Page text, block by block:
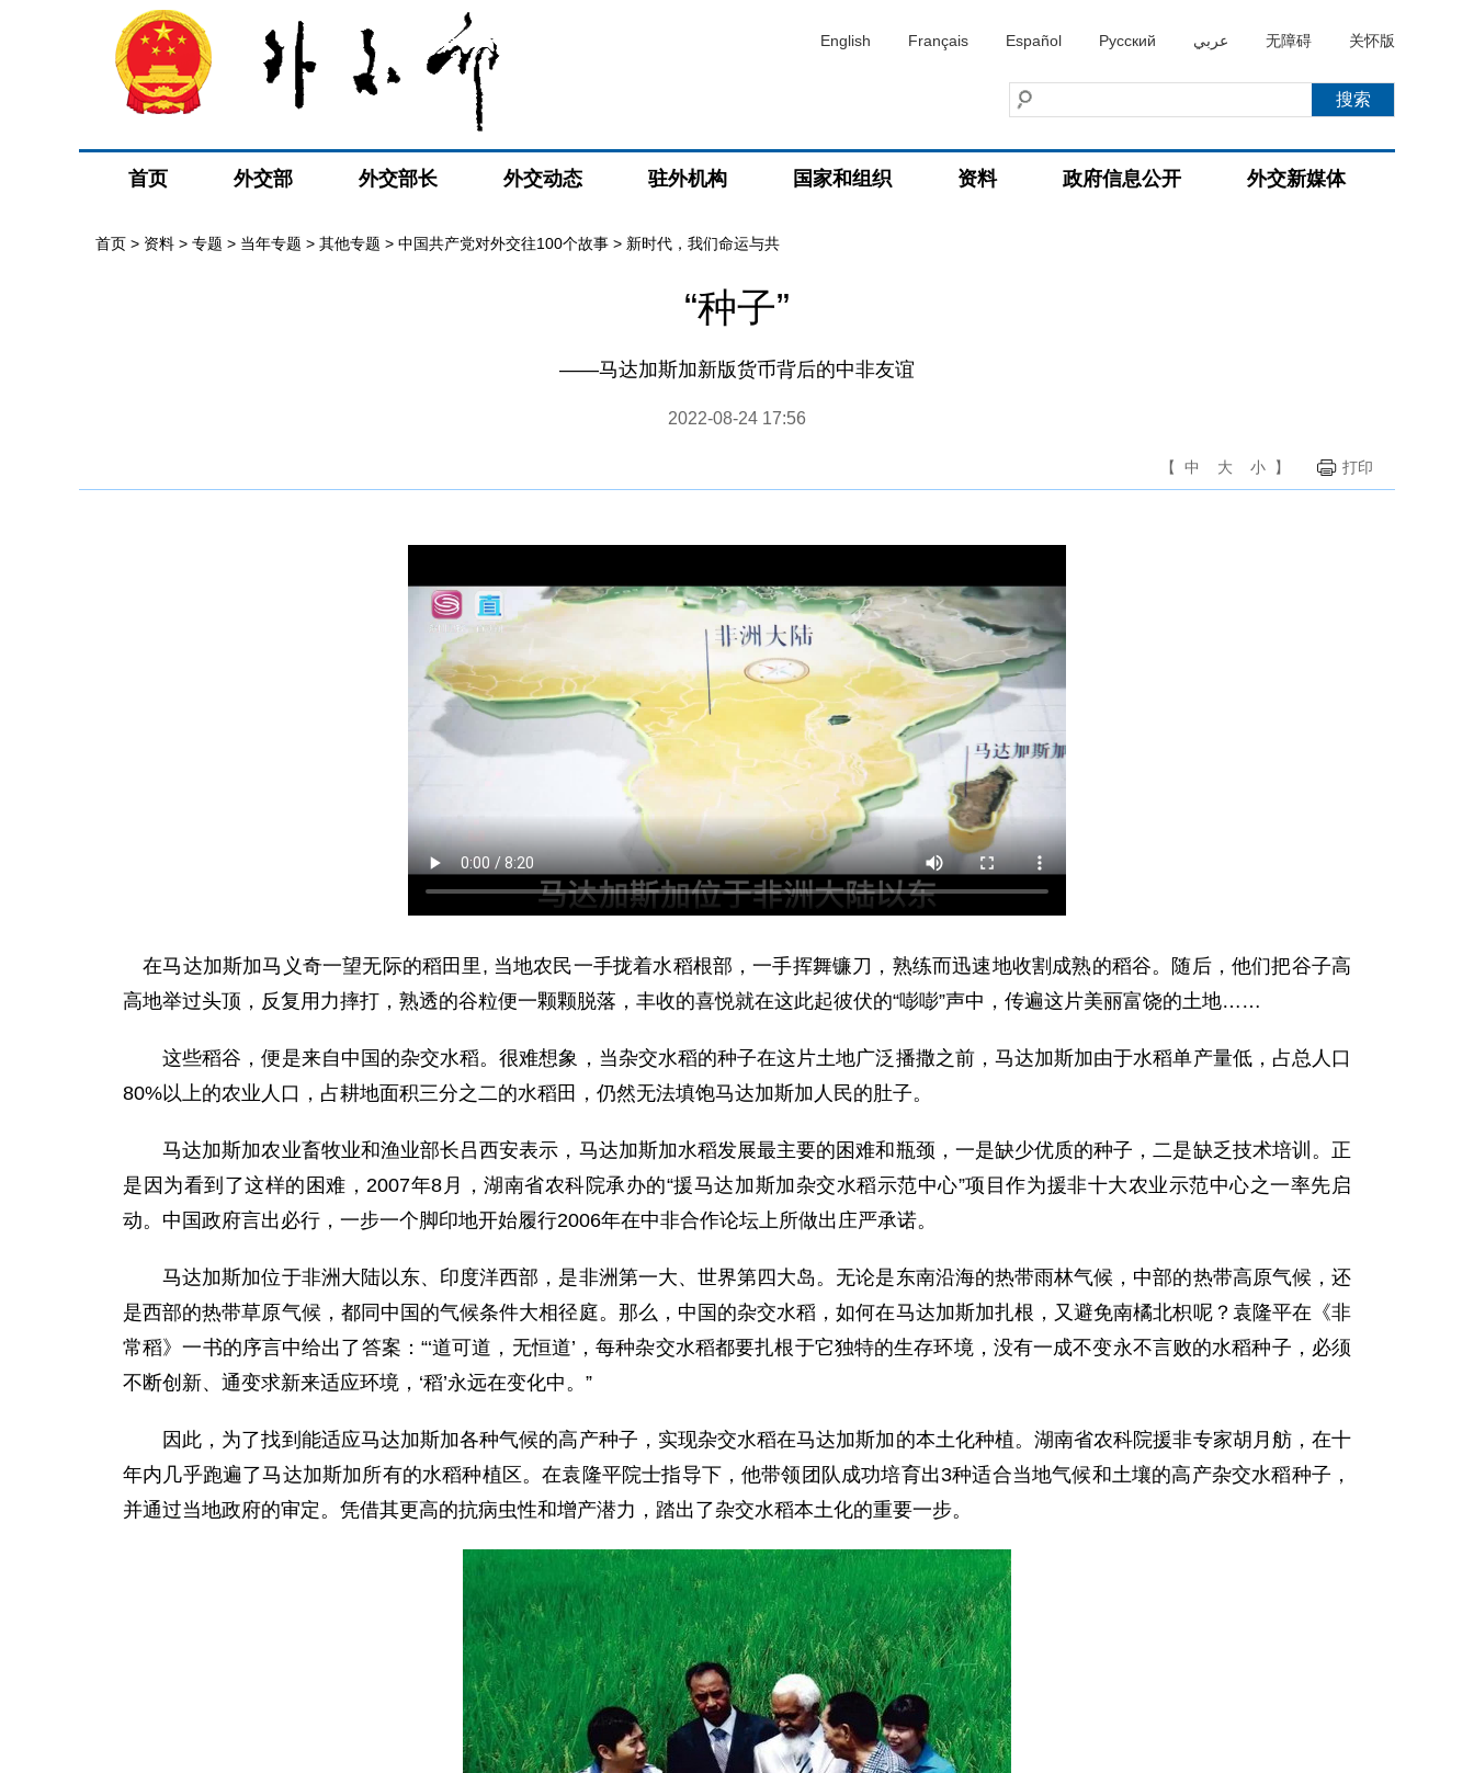
English Français Español Русский عربي 无障碍 关怀版
首页 外交部 外交部长 外交动态 驻外机构 国家和组织 资料 政府信息公开 外交新媒体
首页 > 资料 > 专题 > 当年专题 > 其他专题 > 中国共产党对外交往100个故事 > 新时代，我们命运与共
​“种子”
——马达加斯加新版货币背后的中非友谊
2022-08-24 17:56
【 中 大 小 】 打印
在马达加斯加马义奇一望无际的稻田里, 当地农民一手拢着水稻根部，一手挥舞镰刀，熟练而迅速地收割成熟的稻谷。随后，他们把谷子高
高地举过头顶，反复用力摔打，熟透的谷粒便一颗颗脱落，丰收的喜悦就在这此起彼伏的“嘭嘭”声中，传遍这片美丽富饶的土地……
这些稻谷，便是来自中国的杂交水稻。很难想象，当杂交水稻的种子在这片土地广泛播撒之前，马达加斯加由于水稻单产量低，占总人口
80%以上的农业人口，占耕地面积三分之二的水稻田，仍然无法填饱马达加斯加人民的肚子。
马达加斯加农业畜牧业和渔业部长吕西安表示，马达加斯加水稻发展最主要的困难和瓶颈，一是缺少优质的种子，二是缺乏技术培训。正
是因为看到了这样的困难，2007年8月，湖南省农科院承办的“援马达加斯加杂交水稻示范中心”项目作为援非十大农业示范中心之一率先启
动。中国政府言出必行，一步一个脚印地开始履行2006年在中非合作论坛上所做出庄严承诺。
马达加斯加位于非洲大陆以东、印度洋西部，是非洲第一大、世界第四大岛。无论是东南沿海的热带雨林气候，中部的热带高原气候，还
是西部的热带草原气候，都同中国的气候条件大相径庭。那么，中国的杂交水稻，如何在马达加斯加扎根，又避免南橘北枳呢？袁隆平在《非
常稻》一书的序言中给出了答案：“‘道可道，无恒道’，每种杂交水稻都要扎根于它独特的生存环境，没有一成不变永不言败的水稻种子，必须
不断创新、通变求新来适应环境，‘稻’永远在变化中。”
因此，为了找到能适应马达加斯加各种气候的高产种子，实现杂交水稻在马达加斯加的本土化种植。湖南省农科院援非专家胡月舫，在十
年内几乎跑遍了马达加斯加所有的水稻种植区。在袁隆平院士指导下，他带领团队成功培育出3种适合当地气候和土壤的高产杂交水稻种子，
并通过当地政府的审定。凭借其更高的抗病虫性和增产潜力，踏出了杂交水稻本土化的重要一步。